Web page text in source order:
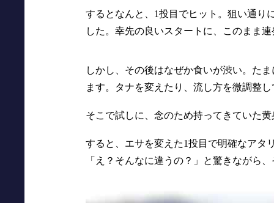
するとなんと、1投目でヒット。狙い通り
した。幸先の良いスタートに、このまま
しかし、その後はなぜか食いが渋い。た
ます。タナを変えたり、流し方を微調整
そこで試しに、念のため持ってきていた
すると、エサを変えた1投目で明確なアタ
「え？そんなに違うの？」と驚きながら